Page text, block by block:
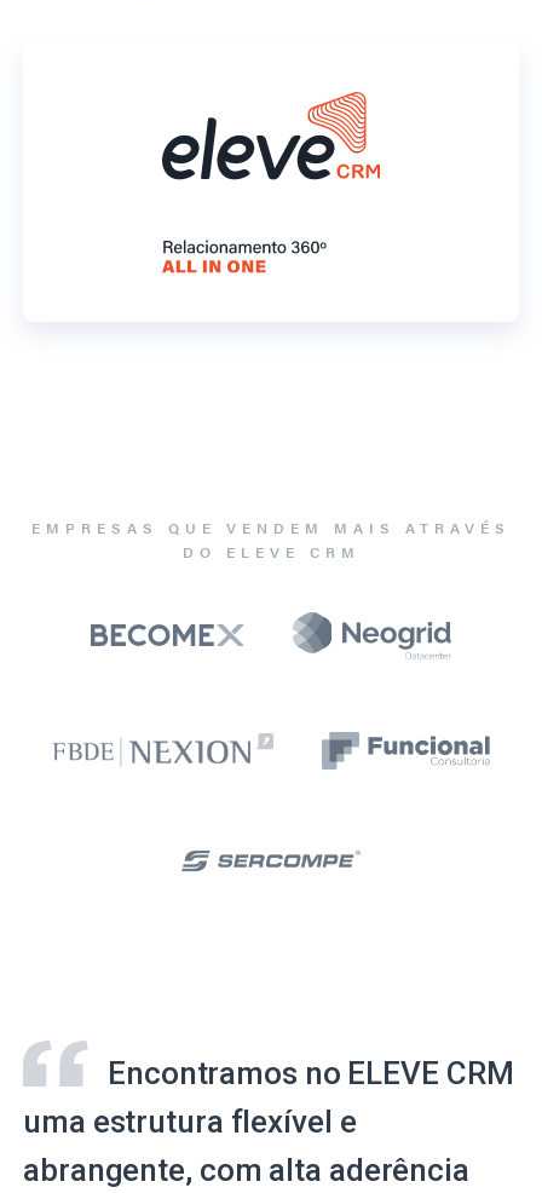
EMPRESAS QUE VENDEM MAIS ATRAVÉS
DO ELEVE CRM
Encontramos no ELEVE CRM
uma estrutura flexível e
abrangente, com alta aderência